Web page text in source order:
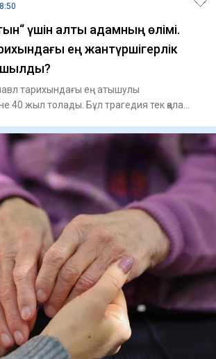
үшін алты адамның өлімі.
ең жантүршігерлік
тарихындағы ең атышулы
Бұл трагедия тек қала